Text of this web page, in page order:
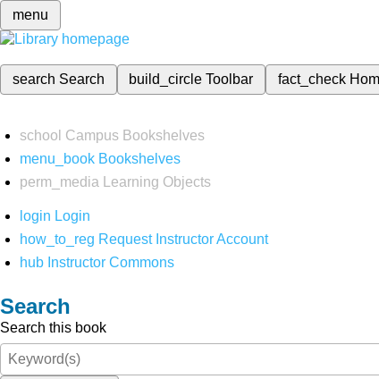
menu
search Search build_circleToolbar fact_check
school Campus Bookshelves
menu_book Bookshelves
perm_media
Learning Objects
login Login
how_to_reg Request Instructor Account
hub Instructor Commons
Search
Search this book